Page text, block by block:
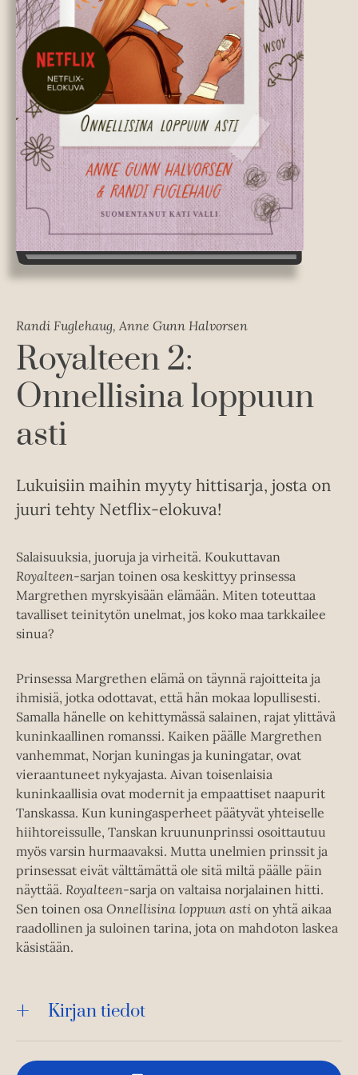
Randi Fuglehaug, Anne Gunn Halvorsen
Royalteen 2:
Onnellisina loppuun
asti
Lukuisiin maihin myyty hittisarja, josta on
juuri tehty Netflix-elokuva!
Salaisuuksia, juoruja ja virheitä. Koukuttavan
Royalteen-sarjan toinen osa keskittyy prinsessa
Margrethen myrskyisään elämään. Miten toteuttaa
tavalliset teinitytön unelmat, jos koko maa tarkkailee
sinua?
Prinsessa Margrethen elämä on täynnä rajoitteita ja
ihmisiä, jotka odottavat, että hän mokaa lopullisesti.
Samalla hänelle on kehittymässä salainen, rajat ylittävä
kuninkaallinen romanssi. Kaiken päälle Margrethen
vanhemmat, Norjan kuningas ja kuningatar, ovat
vieraantuneet nykyajasta. Aivan toisenlaisia
kuninkaallisia ovat modernit ja empaattiset naapurit
Tanskassa. Kun kuningasperheet päätyvät yhteiselle
hiihtoreissulle, Tanskan kruununprinssi osoittautuu
myös varsin hurmaavaksi. Mutta unelmien prinssit ja
prinsessat eivät välttämättä ole sitä miltä päälle päin
näyttää. Royalteen-sarja on valtaisa norjalainen hitti.
Sen toinen osa Onnellisina loppuun asti on yhtä aikaa
raadollinen ja suloinen tarina, jota on mahdoton laskea
käsistään.
Kirjan tiedot